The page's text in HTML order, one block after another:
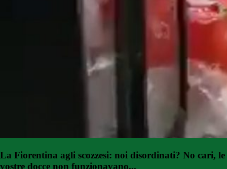
La Fiorentina agli scozzesi: noi disordinati? No cari, le
vostre docce non funzionavano...